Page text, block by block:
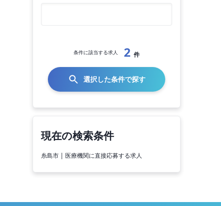
条件に該当する求人 2 件
選択した条件で探す
現在の検索条件
糸島市 | 医療機関に直接応募する求人